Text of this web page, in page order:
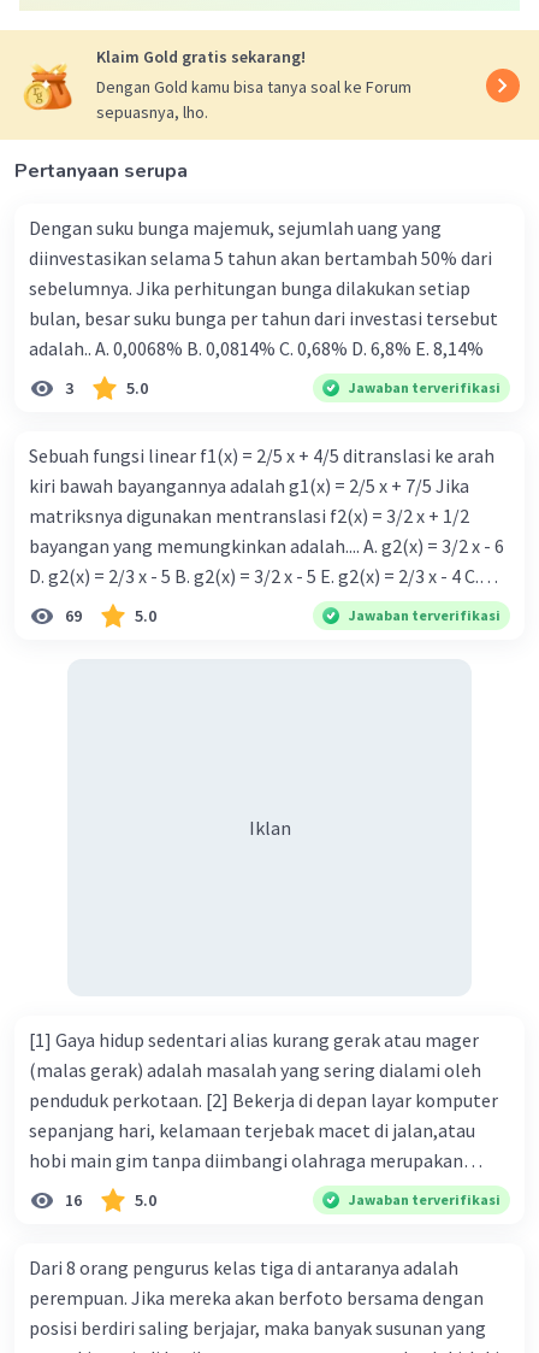
Klaim Gold gratis sekarang!
Dengan Gold kamu bisa tanya soal ke Forum
sepuasnya, lho.
Pertanyaan serupa
Dengan suku bunga majemuk, sejumlah uang yang
diinvestasikan selama 5 tahun akan bertambah 50% dari
sebelumnya. Jika perhitungan bunga dilakukan setiap
bulan, besar suku bunga per tahun dari investasi tersebut
adalah.. A. 0,0068% B. 0,0814% C. 0,68% D. 6,8% Ε. 8,14%
3 5.0 Jawaban terverifikasi
Sebuah fungsi linear f1(x) = 2/5 x + 4/5 ditranslasi ke arah
kiri bawah bayangannya adalah g1(x) = 2/5 x + 7/5 Jika
matriksnya digunakan mentranslasi f2(x) = 3/2 x + 1/2
bayangan yang memungkinkan adalah.... A. g2(x) = 3/2 x - 6
D. g2(x) = 2/3 x - 5 B. g2(x) = 3/2 x - 5 E. g2(x) = 2/3 x - 4 C.
g{2}(x) = 3/2 x + 5
69 5.0 Jawaban terverifikasi
Iklan
[1] Gaya hidup sedentari alias kurang gerak atau mager
(malas gerak) adalah masalah yang sering dialami oleh
penduduk perkotaan. [2] Bekerja di depan layar komputer
sepanjang hari, kelamaan terjebak macet di jalan,atau
hobi main gim tanpa diimbangi olahraga merupakan
bentuk dari gaya hidup sedentari. [3] Jika Anda termasuk
salah satu orang yang sering melakukan berbagai
hidup sedentari sangat berbahaya karena membuat Anda
berisiko terkena diabetes tipe 2. [5] Gaya hidup sedentari
menyebabkan masyarakat, terutama penduduk kota,
16 5.0 Jawaban terverifikasi
Dari 8 orang pengurus kelas tiga di antaranya adalah
perempuan. Jika mereka akan berfoto bersama dengan
posisi berdiri saling berjajar, maka banyak susunan yang